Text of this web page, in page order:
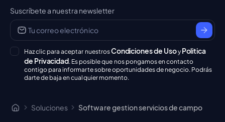
Suscríbete a nuestra newsletter
Haz clic para aceptar nuestrosCondiciones de Usoy Politica
de Privacidad. Es posible que nos pongamos en contacto
contigo para informarte sobre oportunidades de negocio. Podrás
darte de baja en cualquier momento.
Soluciones Software gestion servicios de campo